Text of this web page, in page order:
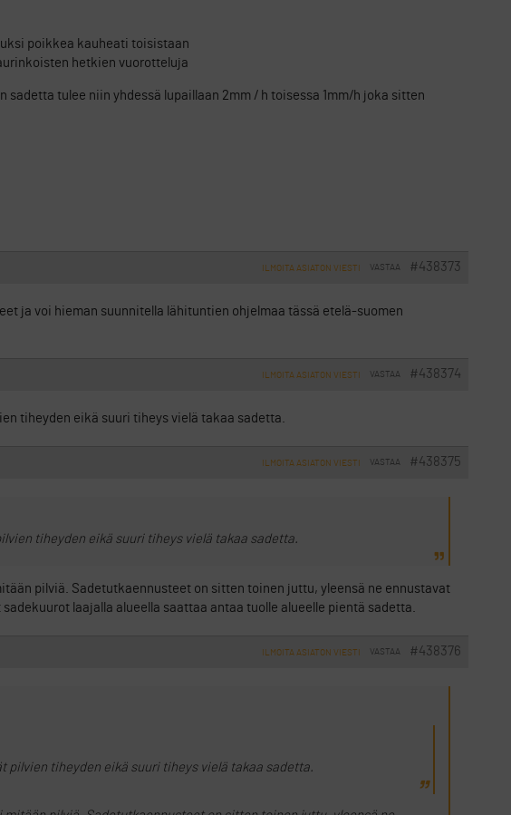
poikkea kauheati toisistaan
hetkien vuorotteluja
sadetta tulee niin yhdessä lupaillaan 2mm / h toisessa 1mm/h joka sitten
#438373
VASTAA
ILMOITA ASIATON VIESTI
ja voi hieman suunnitella lähituntien ohjelmaa tässä etelä-suomen
#438374
VASTAA
ILMOITA ASIATON VIESTI
tiheyden eikä suuri tiheys vielä takaa sadetta.
#438375
VASTAA
ILMOITA ASIATON VIESTI
tiheyden eikä suuri tiheys vielä takaa sadetta.
pilviä. Sadetutkaennusteet on sitten toinen juttu, yleensä ne ennustavat
laajalla alueella saattaa antaa tuolle alueelle pientä sadetta.
#438376
VASTAA
ILMOITA ASIATON VIESTI
tiheyden eikä suuri tiheys vielä takaa sadetta.